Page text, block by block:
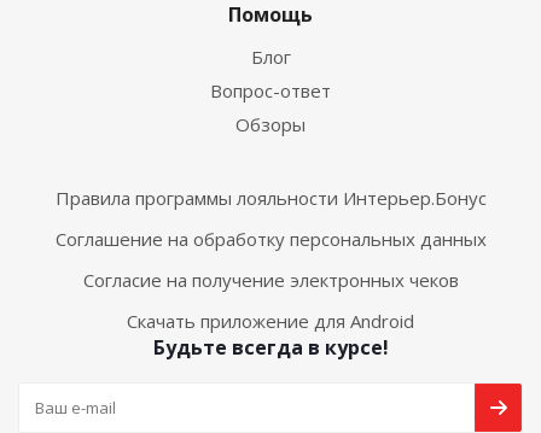
Помощь
Блог
Вопрос-ответ
Обзоры
Правила программы лояльности Интерьер.Бонус
Соглашение на обработку персональных данных
Согласие на получение электронных чеков
Скачать приложение для Android
Будьте всегда в курсе!